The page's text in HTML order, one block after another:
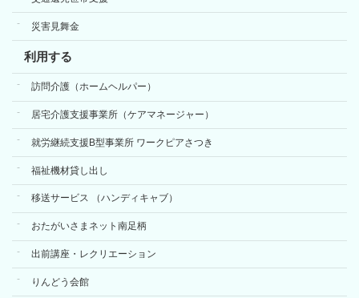
災害見舞金
利用する
訪問介護（ホームヘルパー）
居宅介護支援事業所（ケアマネージャー）
就労継続支援B型事業所 ワークピアさつき
福祉機材貸し出し
移送サービス （ハンディキャブ）
おたがいさまネット南足柄
出前講座・レクリエーション
りんどう会館